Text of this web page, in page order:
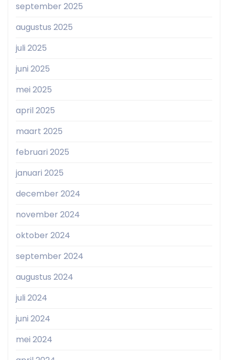
september 2025
augustus 2025
juli 2025
juni 2025
mei 2025
april 2025
maart 2025
februari 2025
januari 2025
december 2024
november 2024
oktober 2024
september 2024
augustus 2024
juli 2024
juni 2024
mei 2024